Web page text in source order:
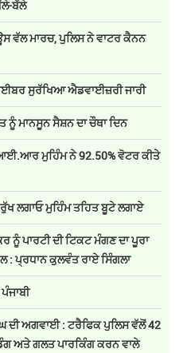
ਬੱਲੇ
ਵੱਲ ਮਾਰਚ, ਪੁਲਿਸ ਨੇ ਵਾਟਰ ਕੈਨਨ
ਸੁਰੱਖਿਆ ਐਡਵਾਈਜ਼ਰੀ ਜਾਰੀ
ਨੂੰ ਮਾਨਸੂਨ ਸੈਸ਼ਨ ਦਾ ਚੌਥਾ ਦਿਨ
ਮੁਹਿੰਮ ਨੇ 92.50% ਵੋਟਰ ਕੀਤੇ
ਲਗਾਓ ਮੁਹਿੰਮ ਤਹਿਤ ਬੂਟੇ ਲਗਾਏ
ਨੂੰ ਪਾਰਟੀ ਦੀ ਟਿਕਟ ਮੰਗਣ ਦਾ ਪੂਰਾ
: ਪ੍ਰਧਾਨ ਕੁਲਵੰਤ ਰਾਏ ਸਿੰਗਲਾ
ਦੀ ਅਗਵਾਈ : ਟਰੈਫਿਕ ਪੁਲਿਸ ਵੱਲੋਂ 42
ਅਤੇ ਗਲਤ ਪਾਰਕਿੰਗ ਕਰਨ ਵਾਲੇ